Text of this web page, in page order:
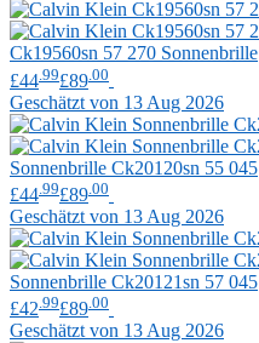
Ck19560sn 57 270 Sonnenbrille
£44 .99£89 .00
Geschätzt von 13 Aug 2026
Sonnenbrille Ck20120sn 55 045
£44 .99£89 .00
Geschätzt von 13 Aug 2026
Sonnenbrille Ck20121sn 57 045
£42 .99£89 .00
Geschätzt von 13 Aug 2026